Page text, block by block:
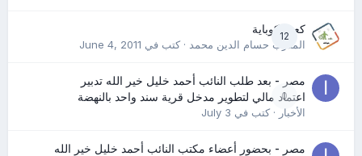
12
كعب كوباية
المدرب حسام الدين محمد· كتب في June 4, 2011
0
مصر - بعد طلب النائب أحمد خليل خير الله تدبير
اعتماد مالي لتطوير مدخل قرية سند واحد بالنهضة
الأخبار· كتب في July 3
مصر - بحضور أعضاء مكتب النائب أحمد خليل خير الله